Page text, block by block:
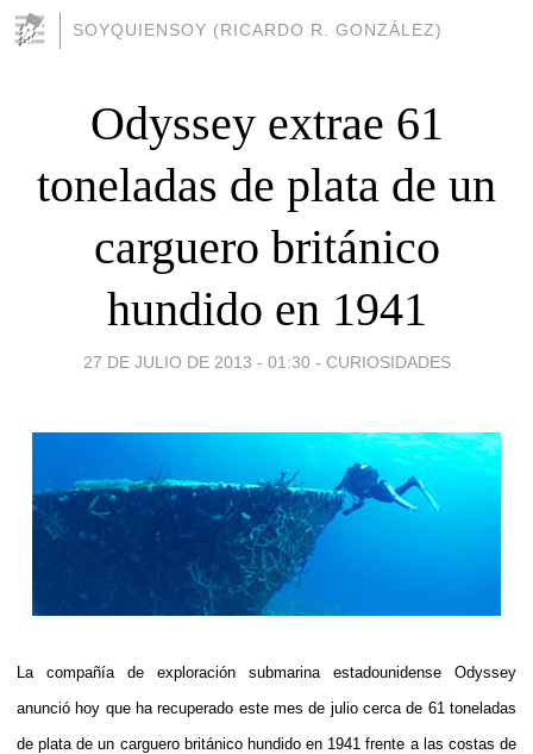
SOYQUIENSOY (RICARDO R. GONZÁLEZ)
Odyssey extrae 61
toneladas de plata de un
carguero británico
hundido en 1941
27 DE JULIO DE 2013 - 01:30 - CURIOSIDADES
La compañía de exploración submarina estadounidense Odyssey
anunció hoy que ha recuperado este mes de julio cerca de 61 toneladas
de plata de un carguero británico hundido en 1941 frente a las costas de